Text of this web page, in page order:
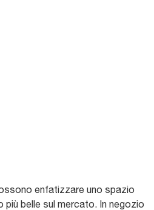
enfatizzare uno spazio
belle sul mercato. In negozio